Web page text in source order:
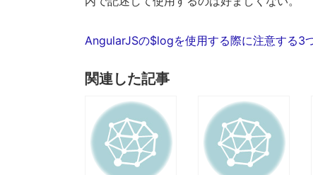
AngularJSの$logを使用する際に注意する3
関連した記事